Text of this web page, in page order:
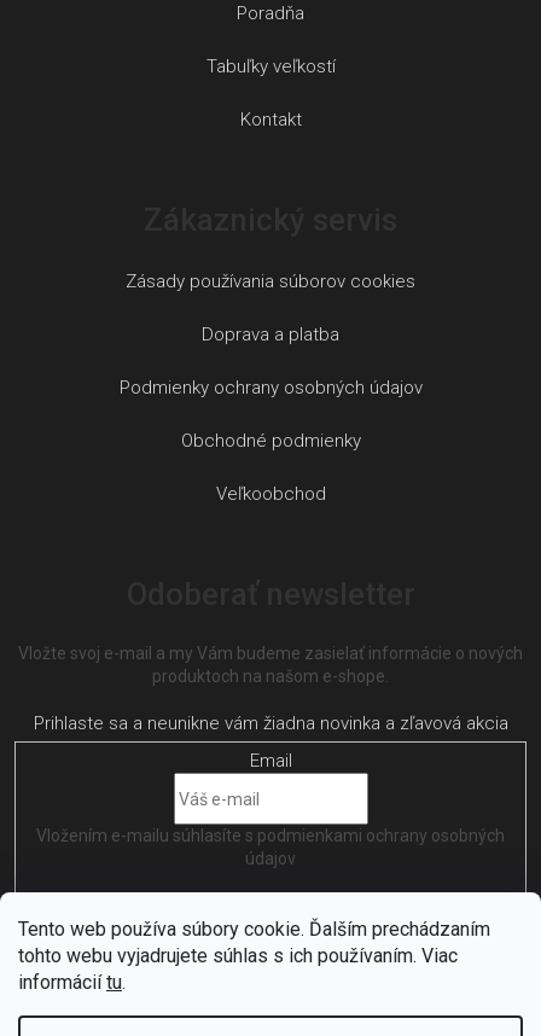
Tento web používa súbory cookie. Ďalším prechádzaním
tohto webu vyjadrujete súhlas s ich používaním. Viac
informáciítu.
Poradňa
Tabuľky veľkostí
Kontakt
Zásady používania súborov cookies
Doprava a platba
Podmienky ochrany osobných údajov
Obchodné podmienky
Veľkoobchod
Vložte svoj e-mail a my Vám budeme zasielať informácie o nových
produktoch na našom e-shope.
Email
Vložením e-mailu súhlasíte s podmienkami ochrany osobných
údajov
PRIHLÁSIŤ SA